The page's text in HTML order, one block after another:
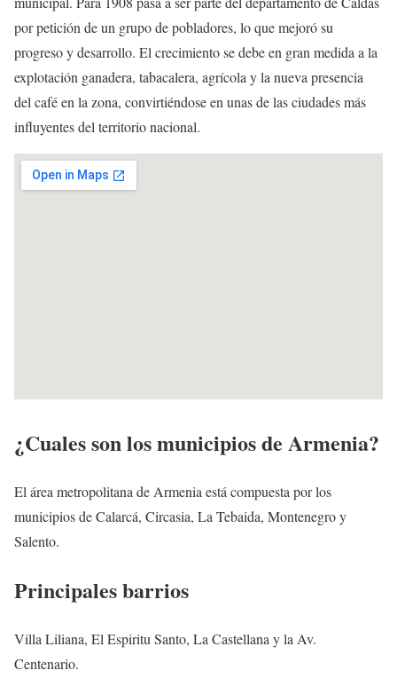
por petición de un grupo de pobladores, lo que mejoró su
progreso y desarrollo. El crecimiento se debe en gran medida a la
explotación ganadera, tabacalera, agrícola y la nueva presencia
del café en la zona, convirtiéndose en unas de las ciudades más
influyentes del territorio nacional.
¿Cuales son los municipios de Armenia?
El área metropolitana de Armenia está compuesta por los
municipios de Calarcá, Circasia, La Tebaida, Montenegro y
Salento.
Principales barrios
Villa Liliana, El Espiritu Santo, La Castellana y la Av.
Centenario.